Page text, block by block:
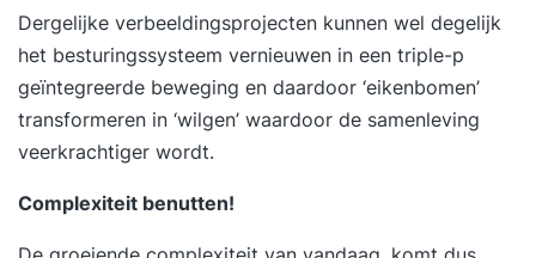
Dergelijke verbeeldingsprojecten kunnen wel degelijk
het besturingssysteem vernieuwen in een triple-p
geïntegreerde beweging en daardoor ‘eikenbomen’
transformeren in ‘wilgen’ waardoor de samenleving
veerkrachtiger wordt.
Complexiteit benutten!